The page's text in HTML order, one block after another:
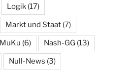
Logik (17)
Markt und Staat (7)
MuKu (6) Nash-GG (13)
Null-News (3)